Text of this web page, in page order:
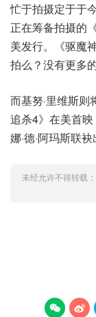
忙于拍摄定于于
正在筹备拍摄的
美发行。《驱魔
拍么？没有更多的
而基努·里维斯则
追杀4》在美首
娜·德·阿玛斯联
未经允许不得转载：
 